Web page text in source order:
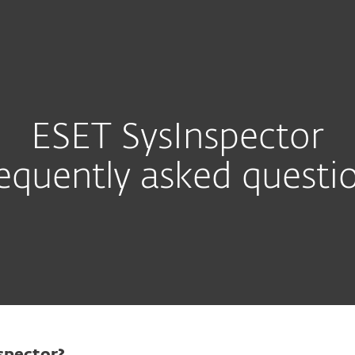
ESET SysInspector
asked